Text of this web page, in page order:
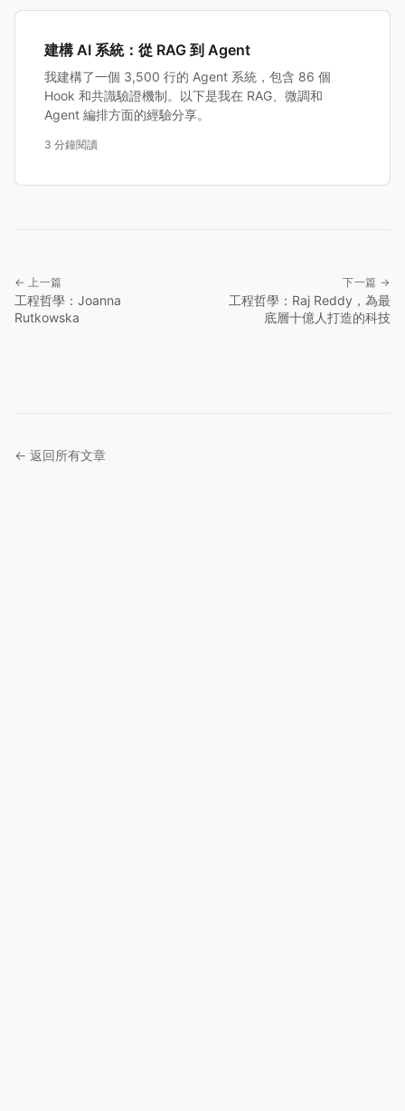
建構 AI 系統：從 RAG 到 Agent
我建構了一個 3,500 行的 Agent 系統，包含 86 個
Hook 和共識驗證機制。以下是我在 RAG、微調和
Agent 編排方面的經驗分享。
3 分鐘閱讀
← 上一篇
工程哲學：Joanna
Rutkowska
下一篇 →
工程哲學：Raj Reddy，為最
底層十億人打造的科技
← 返回所有文章